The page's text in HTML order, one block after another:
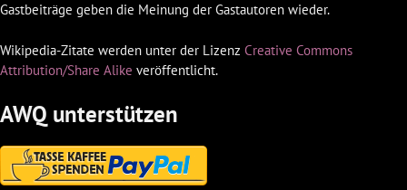
Gastbeiträge geben die Meinung der Gastautoren wieder.
Wikipedia-Zitate werden unter der Lizenz Creative Commons
Attribution/Share Alike veröffentlicht.
AWQ unterstützen